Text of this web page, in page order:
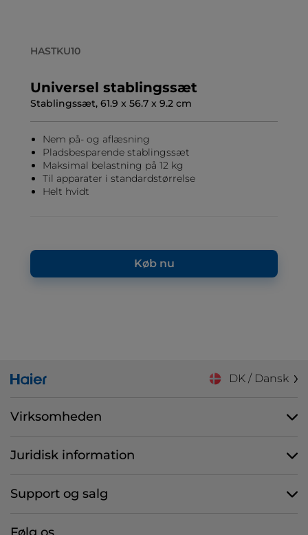
HASTKU10
Universel stablingssæt
Stablingssæt, 61.9 x 56.7 x 9.2 cm
Nem på- og aflæsning
Pladsbesparende stablingssæt
Maksimal belastning på 12 kg
Til apparater i standardstørrelse
Helt hvidt
Køb nu
DK / Dansk
Virksomheden
Juridisk information
Support og salg